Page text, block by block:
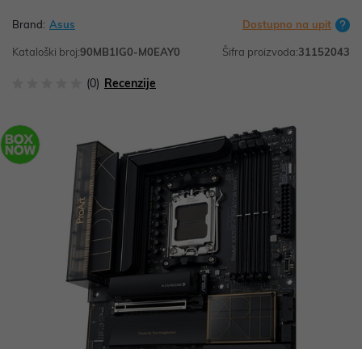
Brand: Asus Dostupno na upit
Kataloški broj:90MB1IG0-M0EAY0 Šifra proizvoda:31152043
(0) Recenzije